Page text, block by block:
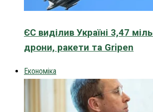
ЄС виділив Україні 3,47
дрони, ракети та Gripen
Економіка